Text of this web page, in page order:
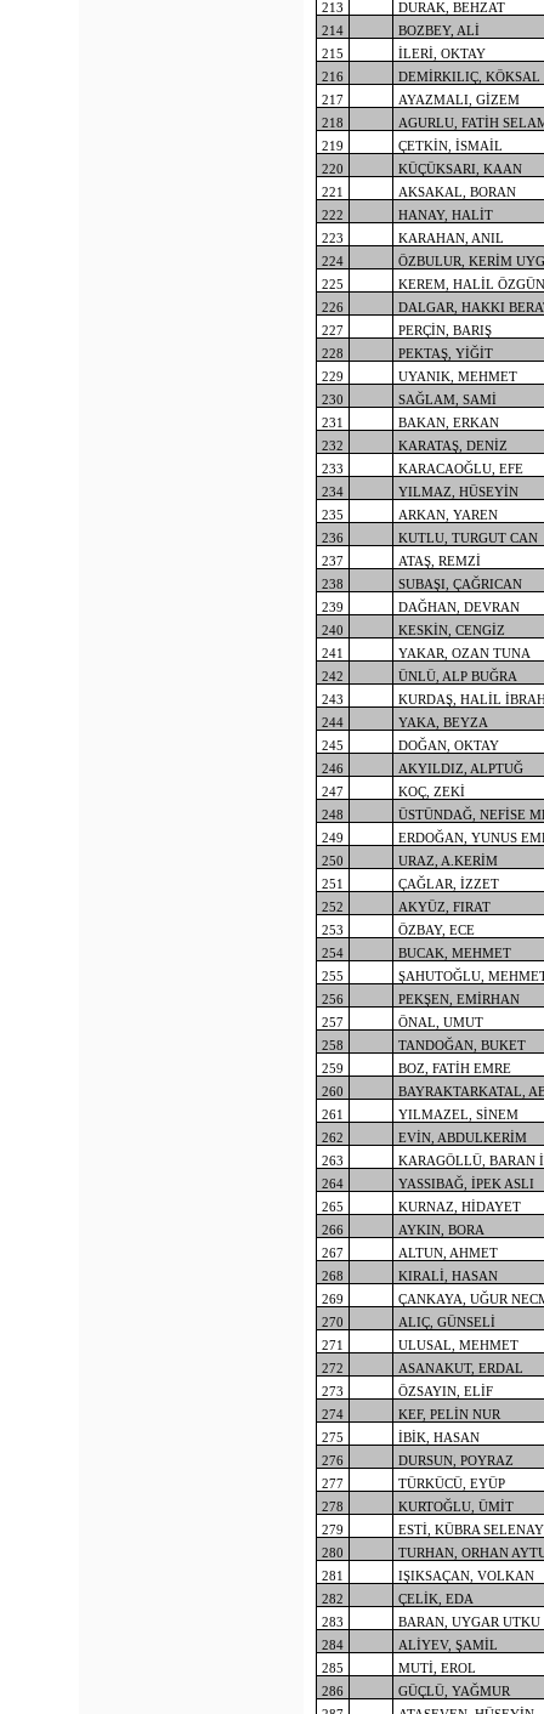
213
DURAK, BEHZAT
214
BOZBEY, ALİ
215
İLERİ, OKTAY
216
DEMİRKILIÇ, KÖKSAL
217
AYAZMALI, GİZEM
218
AGURLU, FATİH
219
ÇETKİN, İSMAİL
220
KÜÇÜKSARI, KAAN
221
AKSAKAL, BORAN
222
HANAY, HALİT
223
KARAHAN, ANIL
224
ÖZBULUR, KERİM
225
KEREM, HALİL ÖZGÜN
226
DALGAR, HAKKI
227
PERÇİN, BARIŞ
228
PEKTAŞ, YİĞİT
229
UYANIK, MEHMET
230
SAĞLAM, SAMİ
231
BAKAN, ERKAN
232
KARATAŞ, DENİZ
233
KARACAOĞLU, EFE
234
YILMAZ, HÜSEYİN
235
ARKAN, YAREN
236
KUTLU, TURGUT CAN
237
ATAŞ, REMZİ
238
SUBAŞI, ÇAĞRICAN
239
DAĞHAN, DEVRAN
240
KESKİN, CENGİZ
241
YAKAR, OZAN TUNA
242
ÜNLÜ, ALP BUĞRA
243
KURDAŞ, HALİL
244
YAKA, BEYZA
245
DOĞAN, OKTAY
246
AKYILDIZ, ALPTUĞ
247
KOÇ, ZEKİ
248
ÜSTÜNDAĞ, NEFİSE
249
ERDOĞAN, YUNUS
250
URAZ, A.KERİM
251
ÇAĞLAR, İZZET
252
AKYÜZ, FIRAT
253
ÖZBAY, ECE
254
BUCAK, MEHMET
255
ŞAHUTOĞLU,
256
PEKŞEN, EMİRHAN
257
ÖNAL, UMUT
258
TANDOĞAN, BUKET
259
BOZ, FATİH EMRE
260
BAYRAKTARKATAL,
261
YILMAZEL, SİNEM
262
EVİN, ABDULKERİM
263
KARAGÖLLÜ, BARAN
264
YASSIBAĞ, İPEK ASLI
265
KURNAZ, HİDAYET
266
AYKIN, BORA
267
ALTUN, AHMET
268
KIRALİ, HASAN
269
ÇANKAYA, UĞUR
270
ALIÇ, GÜNSELİ
271
ULUSAL, MEHMET
272
ASANAKUT, ERDAL
273
ÖZSAYIN, ELİF
274
KEF, PELİN NUR
275
İBİK, HASAN
276
DURSUN, POYRAZ
277
TÜRKÜCÜ, EYÜP
278
KURTOĞLU, ÜMİT
279
ESTİ, KÜBRA SELENAY
280
TURHAN, ORHAN
281
IŞIKSAÇAN, VOLKAN
282
ÇELİK, EDA
283
BARAN, UYGAR UTKU
284
ALİYEV, ŞAMİL
285
MUTİ, EROL
286
GÜÇLÜ, YAĞMUR